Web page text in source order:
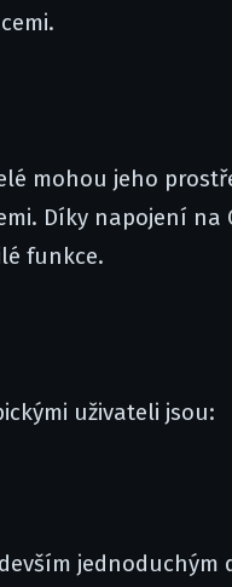
mohou jeho
Díky napojení na
funkce.
uživateli jsou:
jednoduchým